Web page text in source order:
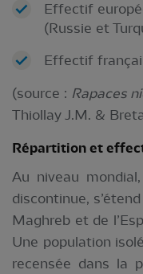
Effectif
(Russie et
Effectif
(source : Rapaces
Thiollay J.M. &
Répartition et
Au niveau
discontinue,
Maghreb et de
Une population
recensée dans la